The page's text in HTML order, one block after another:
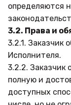
определяются
3.2. Права и
3.2.1. Заказчик
Исполнителя.
3.2.2. Заказчик
полную и
доступных